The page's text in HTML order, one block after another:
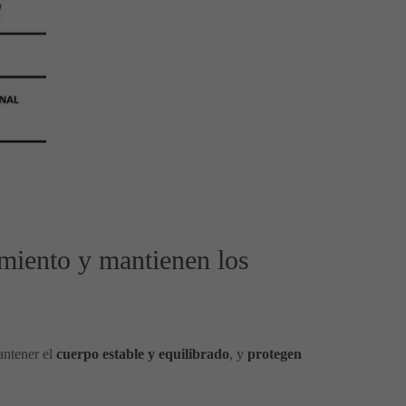
y mantienen los
el cuerpo estable y equilibrado, y protegen